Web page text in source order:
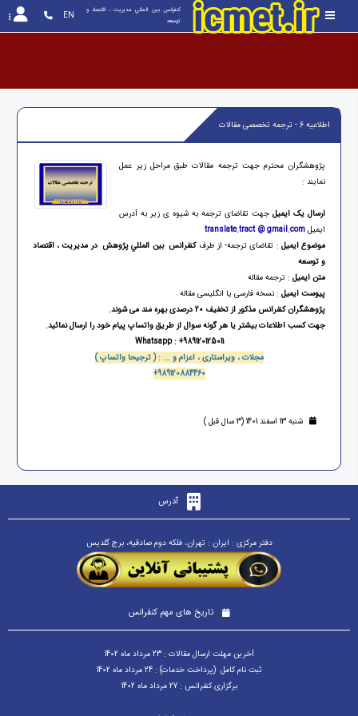
توسعه
EN
اطلاعیه 6 - ترجمه تخصصی مقالات
پژوهشگران محترم جهت ترجمه مقالات طبق مراحل زیر عمل
نمایند :
ارسال یک ایمیلجهت تقاضای ترجمه به شیوه ی زیر به آدرس
ایمیل translate.tract @ gmail.com
موضوع ایمیل : تقاضای ترجمه- از طرفکنفرانس بين المللي پژوهش در مديريت ، اقتصاد
و توسعه
متن ایمیل: ترجمه مقاله
پیوست ایمیل: نسخه فارسی یا انگلیسی مقاله
پژوهشگران کنفرانس مذکور از تخفیف 20 درصدی بهره مند می شوند.
جهت کسب اطلاعات بیشتر یا هر گونه سوال از طریق واتساپ پیام خود را ارسال نمائید.
Whatsapp : +989120125011
مجلات ، ویراستاری ، اعزام و ... : ( ترجیحا واتساپ )
+989120884460
شنبه 13 اسفند 1401 (3 سال قبل )
آدرس
دفتر مرکزی : ایران : تهران، فلکه دوم صادقیه، برج گلدیس
تاریخ های مهم کنفرانس
آخرین مهلت ارسال مقالات : 23 مرداد ماه 1402
ثبت نام کامل (پرداخت خدمات) : 24 مرداد ماه 1402
برگزاری کنفرانس : 27 مرداد ماه 1402